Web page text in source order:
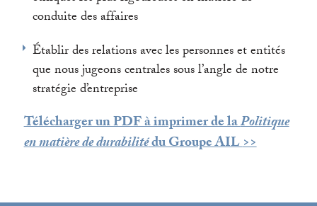
conduite des affaires
Établir des relations avec les personnes et entités
que nous jugeons centrales sous l’angle de notre
stratégie d’entreprise
Télécharger un PDF à imprimer de laPolitique
en matière de durabilitédu Groupe AIL>>